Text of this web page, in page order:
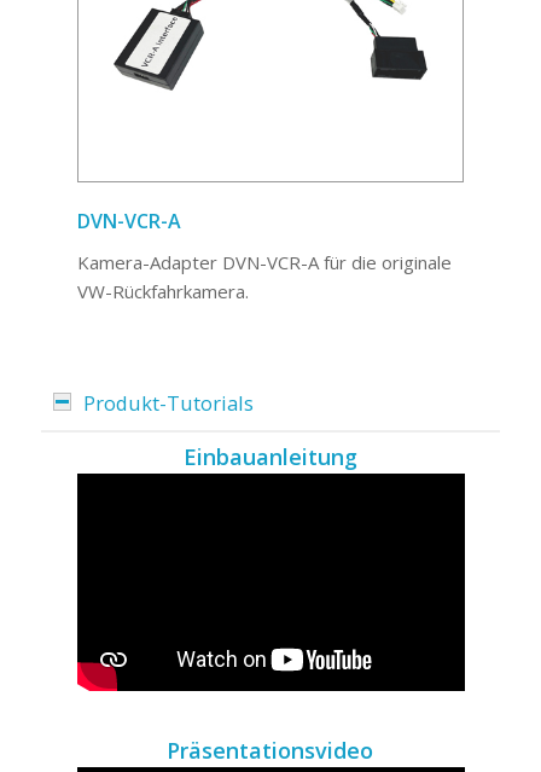
DVN-VCR-A
Kamera-Adapter DVN-VCR-A für die originale
VW-Rückfahrkamera.
Produkt-Tutorials
Einbauanleitung
Präsentationsvideo